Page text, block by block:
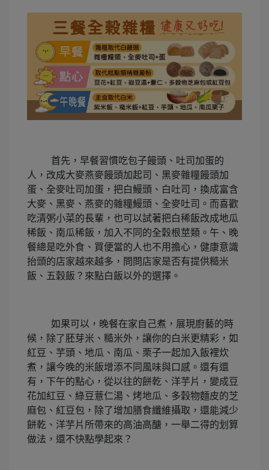
首先，早餐習慣吃包子饅頭、吐司加蛋的
人，改成大麥燕麥饅頭加起司、黑麥雜糧饅頭加
蛋、全麥吐司加蛋，把白鰻頭、白吐司，換成富含
大麥、黑麥、燕麥的雜糧鰻頭、全麥吐司。而喜歡
吃清粥小菜的長輩，也可以試著把白稀飯改成地瓜
稀飯、南瓜稀飯，加入不同的全穀根莖類。午、晚
餐總是吃外食、買便當的人也不用擔心，健康意識
抬頭的店家越來越多，問問店家是否有提供糙米
飯、五穀飯？來點白飯以外的選擇。
如果可以，晚餐在家自己煮，展現廚藝的時
候，除了胚芽米、糙米外，讓你的白米更精彩，如
紅豆、芋頭、地瓜、南瓜、栗子一起加入飯裡炊
煮，讓今晚的米飯增添不同風味與口感。還有還
有，下午的點心，從以往的餅乾、洋芋片，變成豆
花加紅豆、綠豆薏仁湯、烤地瓜、多穀物麵皮的芝
麻包、紅豆包，除了增加膳食纖維攝取，還能減少
餅乾、洋芋片所帶來的高油高醣，一舉二得的划算
做法，還不快點學起來？